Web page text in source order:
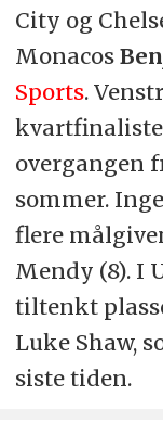
City og
Monacos
Sports.
overgangen
sommer.
flere
Mendy (8). I
tiltenkt
Luke Shaw,
siste tiden.